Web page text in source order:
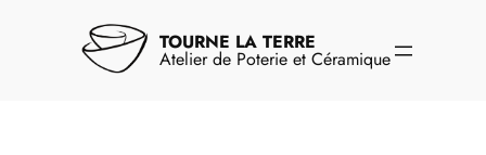
TOURNE LA TERRE
Atelier de Poterie et Céramique